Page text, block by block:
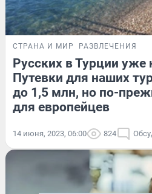
СТРАНА И МИР РАЗВЛЕЧЕНИЯ
Русских в Турции уже
Путевки для наших
до 1,5 млн, но по-
для европейцев
14 июня, 2023, 06:00 824